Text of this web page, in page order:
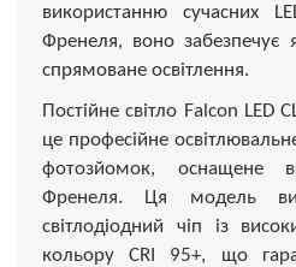
використанню сучасних
Френеля, воно забезпечує
спрямоване освітлення.
Постійне світло Falcon LED
це професійне
фотозйомок, оснащене
Френеля. Ця модель
світлодіодний чіп із
кольору CRI 95+, що